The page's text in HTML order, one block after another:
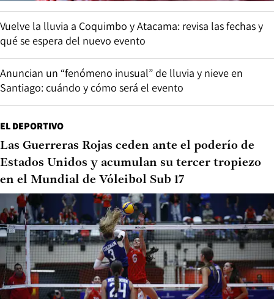
Vuelve la lluvia a Coquimbo y Atacama: revisa las fechas y
qué se espera del nuevo evento
Anuncian un “fenómeno inusual” de lluvia y nieve en
Santiago: cuándo y cómo será el evento
EL DEPORTIVO
Las Guerreras Rojas ceden ante el poderío de
Estados Unidos y acumulan su tercer tropiezo
en el Mundial de Vóleibol Sub 17